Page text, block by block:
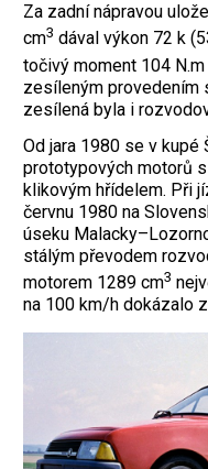
Za zadní nápravou
cm3 dával výkon 72 k
točivý moment 104
zesíleným provedením
zesílená byla i
Od jara 1980 se v
prototypových motorů
klikovým hřídelem. Při
červnu 1980 na
úseku
stálým převodem
motorem 1289 cm3
na 100 km/h dokázalo